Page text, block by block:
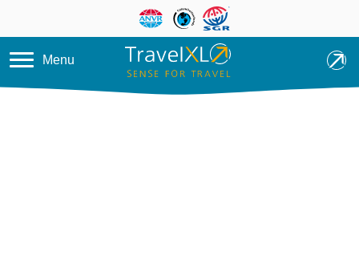
Overslaan en naar de inhoud
Menu